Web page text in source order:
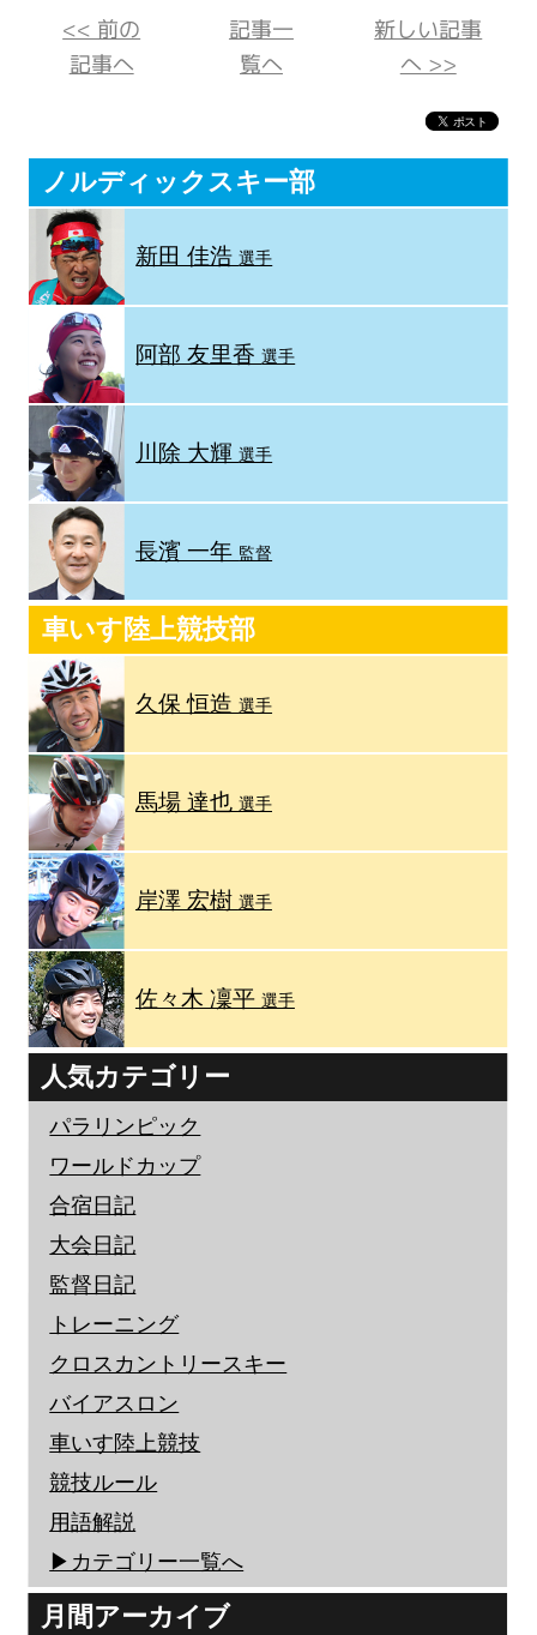
<< 前の
記事へ
記事一
覧へ
新しい記事
へ >>
ノルディックスキー部
新田 佳浩選手
阿部 友里香選手
川除 大輝選手
長濱 一年 監督
車いす陸上競技部
久保 恒造選手
馬場 達也選手
岸澤 宏樹 選手
佐々木 凜平 選手
人気カテゴリー
パラリンピック
ワールドカップ
合宿日記
大会日記
監督日記
トレーニング
クロスカントリースキー
バイアスロン
車いす陸上競技
競技ルール
用語解説
▶︎カテゴリー一覧へ
月間アーカイブ